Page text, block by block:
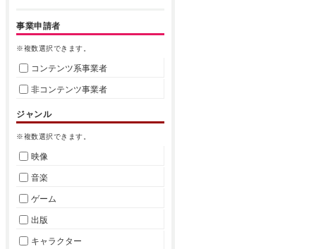
事業申請者
※複数選択できます。
コンテンツ系事業者
非コンテンツ事業者
ジャンル
※複数選択できます。
映像
音楽
ゲーム
出版
キャラクター